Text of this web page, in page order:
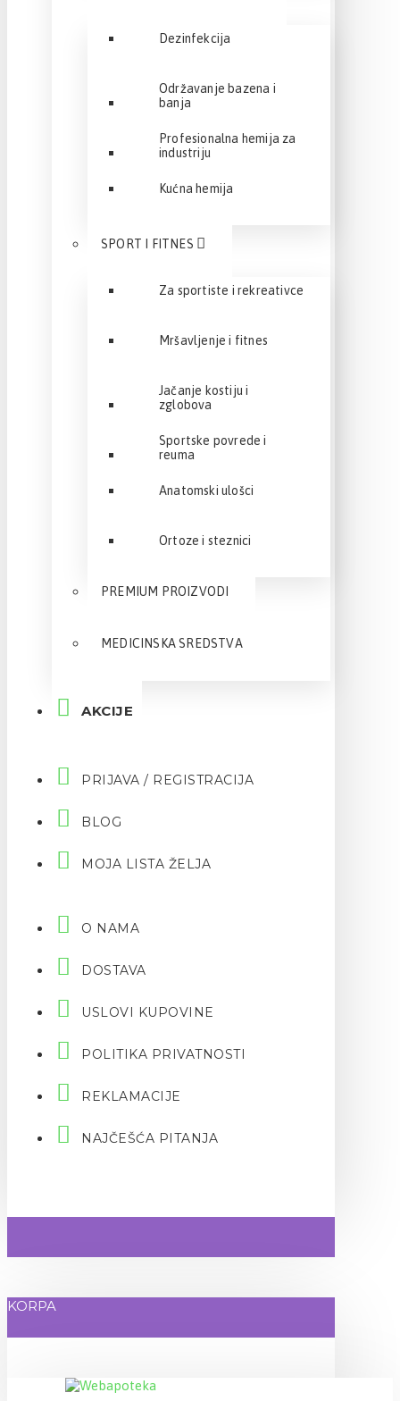
Dezinfekcija
Održavanje bazena i
banja
Profesionalna hemija za
industriju
Kućna hemija
SPORT I FITNES
Za sportiste i rekreativce
Mršavljenje i fitnes
Jačanje kostiju i
zglobova
Sportske povrede i
reuma
Anatomski ulošci
Ortoze i steznici
PREMIUM PROIZVODI
MEDICINSKA SREDSTVA
AKCIJE
PRIJAVA / REGISTRACIJA
BLOG
MOJA LISTA ŽELJA
O NAMA
DOSTAVA
USLOVI KUPOVINE
POLITIKA PRIVATNOSTI
REKLAMACIJE
NAJČEŠĆA PITANJA
KORPA